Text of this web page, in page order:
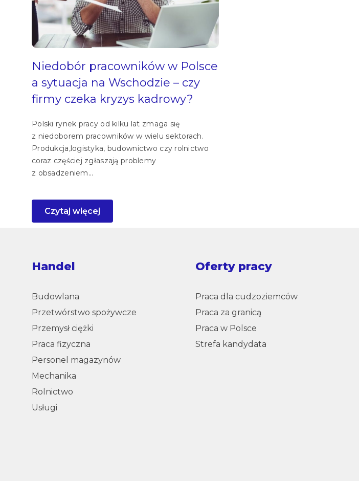
Niedobór pracowników w Polsce
a sytuacja na Wschodzie – czy
firmy czeka kryzys kadrowy?
Polski rynek pracy od kilku lat zmaga się
z niedoborem pracowników w wielu sektorach.
Produkcja,logistyka, budownictwo czy rolnictwo
coraz częściej zgłaszają problemy
z obsadzeniem...
Czytaj więcej
Handel
Budowlana
Przetwórstwo spożywcze
Przemysł ciężki
Praca fizyczna
Personel magazynów
Mechanika
Rolnictwo
Usługi
Oferty pracy
Praca dla cudzoziemców
Praca za granicą
Praca w Polsce
Strefa kandydata